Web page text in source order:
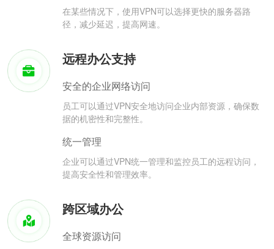
在某些情况下，使用VPN可以选择更快的服务器路
径，减少延迟，提高网速。
远程办公支持
安全的企业网络访问
员工可以通过VPN安全地访问企业内部资源，确保数
据的机密性和完整性。
统一管理
企业可以通过VPN统一管理和监控员工的远程访问，
提高安全性和管理效率。
跨区域办公
全球资源访问